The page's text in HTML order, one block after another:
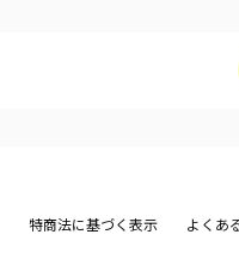
特商法に基づく表示 よくあ